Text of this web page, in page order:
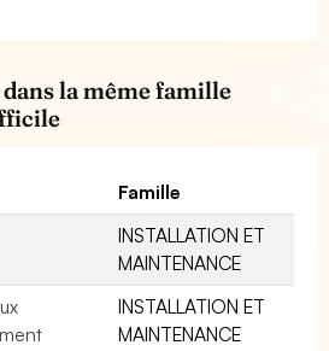
la même famille
Famille
INSTALLATION ET
MAINTENANCE
INSTALLATION ET
MAINTENANCE